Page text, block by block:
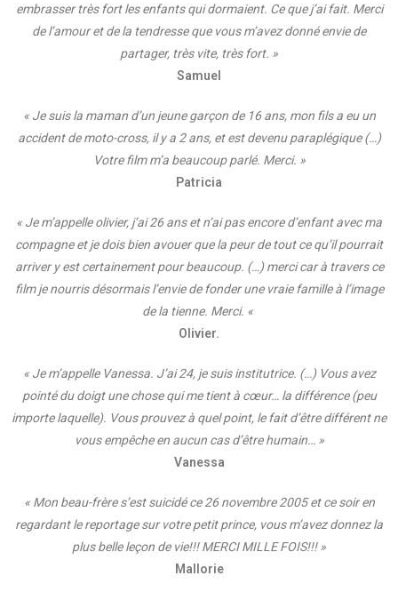
embrasser très fort les enfants qui dormaient. Ce que j’ai fait. Merci
de l’amour et de la tendresse que vous m’avez donné envie de
partager, très vite, très fort. »
Samuel
« Je suis la maman d’un jeune garçon de 16 ans, mon fils a eu un
accident de moto-cross, il y a 2 ans, et est devenu paraplégique (…)
Votre film m’a beaucoup parlé. Merci. »
Patricia
« Je m’appelle olivier, j’ai 26 ans et n’ai pas encore d’enfant avec ma
compagne et je dois bien avouer que la peur de tout ce qu’il pourrait
arriver y est certainement pour beaucoup. (…) merci car à travers ce
film je nourris désormais l’envie de fonder une vraie famille à l’image
de la tienne. Merci. «
Olivier.
« Je m’appelle Vanessa. J’ai 24, je suis institutrice. (…) Vous avez
pointé du doigt une chose qui me tient à cœur… la différence (peu
importe laquelle). Vous prouvez à quel point, le fait d’être différent ne
vous empêche en aucun cas d’être humain… »
Vanessa
« Mon beau-frère s’est suicidé ce 26 novembre 2005 et ce soir en
regardant le reportage sur votre petit prince, vous m’avez donnez la
plus belle leçon de vie!!! MERCI MILLE FOIS!!! »
Mallorie